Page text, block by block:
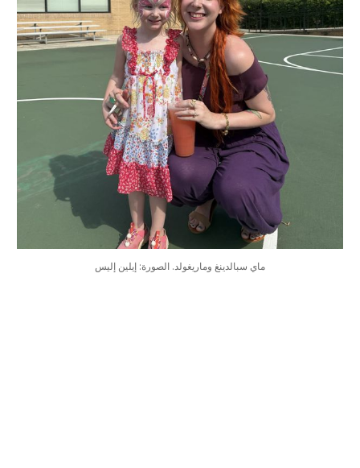
ماي سبالدينغ وماريغولد. الصورة: إيلين إليس